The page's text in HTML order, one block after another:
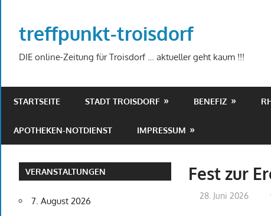
springen
treffpunkt-troisdorf
DIE online-Zeitung für Troisdorf … aktueller geht kaum !!!
STARTSEITE STADT TROISDORF BENEFIZ
APOTHEKEN-NOTDIENST IMPRESSUM
Fest zur
28. Juni 2026
VERANSTALTUNGEN
7. August 2026